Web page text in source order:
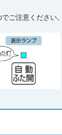
ご注意ください。